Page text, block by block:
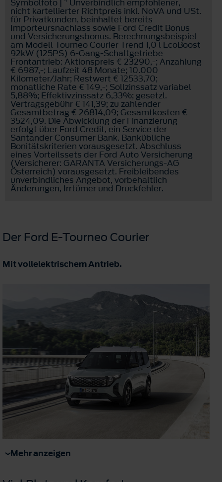
nicht kartellierter Richtpreis inkl. NoVA und USt.
für Privatkunden, beinhaltet bereits
Importeursnachlass sowie Ford Credit Bonus
und Versicherungsbonus. Berechnungsbeispiel
am Modell Tourneo Courier Trend 1,0 l EcoBoost
92kW (125PS) 6-Gang-Schaltgetriebe
Frontantrieb: Aktionspreis € 23290,-; Anzahlung
€ 6987,-; Laufzeit 48 Monate; 10.000
Kilometer/Jahr; Restwert € 12533,70;
monatliche Rate € 149,-; Sollzinssatz variabel
5,88%; Effektivzinssatz 6,33%; gesetzl.
Vertragsgebühr € 141,39; zu zahlender
Gesamtbetrag € 26814,09; Gesamtkosten €
3524,09. Die Abwicklung der Finanzierung
erfolgt über Ford Credit, ein Service der
Santander Consumer Bank. Bankübliche
Bonitätskriterien vorausgesetzt. Abschluss
eines Vorteilssets der Ford Auto Versicherung
(Versicherer: GARANTA Versicherungs-AG
Österreich) vorausgesetzt. Freibleibendes
unverbindliches Angebot, vorbehaltlich
Änderungen, Irrtümer und Druckfehler.
Der Ford E-Tourneo Courier
Mit vollelektrischem Antrieb.
Mehr anzeigen